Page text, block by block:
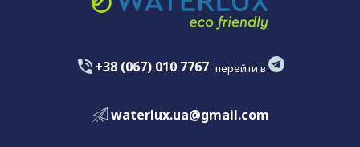
+38 (067) 010 7767 перейти в
waterlux.ua@gmail.com